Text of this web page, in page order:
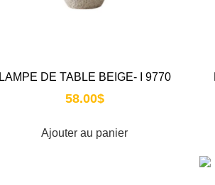
LAMPE DE TABLE BEIGE- I 9770
58.00$
Ajouter au panier